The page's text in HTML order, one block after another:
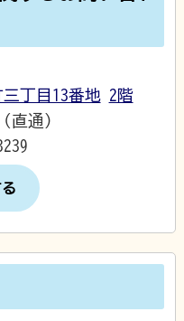
丁目13番地 2階
（直通）